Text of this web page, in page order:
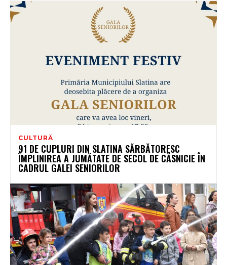
CULTURĂ
91 DE CUPLURI DIN SLATINA SĂRBĂTORESC
ÎMPLINIREA A JUMĂTATE DE SECOL DE CĂSNICIE ÎN
CADRUL GALEI SENIORILOR